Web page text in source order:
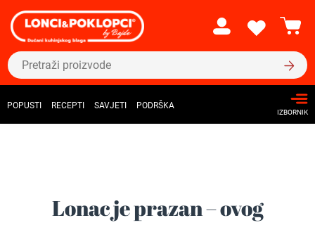
POPUSTI RECEPTI SAVJETI PODRŠKA
IZBORNIK
Lonac je prazan – ovog